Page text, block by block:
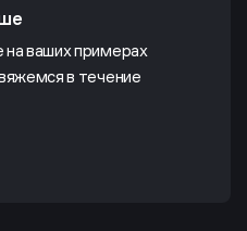
ваших примерах
в течение